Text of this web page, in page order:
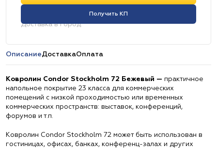
Получить КП
Доставка в город:
ОписаниеДоставкаОплата
Ковролин Condor Stockholm 72 Бежевый — практичное
напольное покрытие 23 класса для коммерческих
помещений с низкой проходимостью или временных
коммерческих пространств: выставок, конференций,
форумов и т.п.
Ковролин Condor Stockholm 72 может быть использован в
гостиницах, офисах, банках, конференц-залах и других